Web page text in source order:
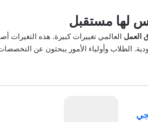
لها مستقبل
العمل العالمي تغييرات كبيرة. هذه التغيرات
الطلاب وأولياء الأمور يبحثون عن